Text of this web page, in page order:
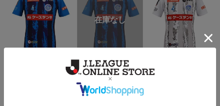
センティックユニフォー
（4XL）2026/27 オーセ
ンティックユニフォーム
FP 1st
23,020円～28,520円
センティックユニフォー
ム FP 2nd
20,020円～25,520円